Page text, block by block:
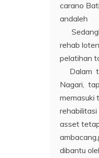
carano
andaleh
rehab
pelatihan
Dalam
Nagari,
memasuki
asset
dibantu